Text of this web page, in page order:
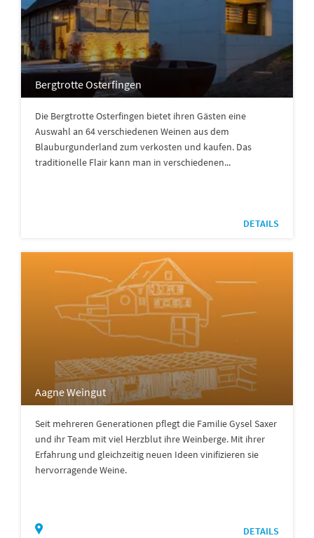
Bergtrotte Osterfingen
Die Bergtrotte Osterfingen bietet ihren Gästen eine
Auswahl an 64 verschiedenen Weinen aus dem
Blauburgunderland zum verkosten und kaufen. Das
traditionelle Flair kann man in verschiedenen...
DETAILS
Aagne Weingut
Seit mehreren Generationen pflegt die Familie Gysel Saxer
und ihr Team mit viel Herzblut ihre Weinberge. Mit ihrer
Erfahrung und gleichzeitig neuen Ideen vinifizieren sie
hervorragende Weine.
DETAILS